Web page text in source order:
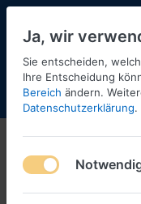
Menü Anmelden
Ja, wir
Sie entscheiden,
Ihre Entscheidung
Bereich ändern.
Datenschutzerklärung.